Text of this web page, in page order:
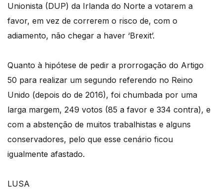
Unionista (DUP) da Irlanda do Norte a votarem a
favor, em vez de correrem o risco de, com o
adiamento, não chegar a haver ‘Brexit’.
Quanto à hipótese de pedir a prorrogação do Artigo
50 para realizar um segundo referendo no Reino
Unido (depois do de 2016), foi chumbada por uma
larga margem, 249 votos (85 a favor e 334 contra), e
com a abstenção de muitos trabalhistas e alguns
conservadores, pelo que esse cenário ficou
igualmente afastado.
LUSA